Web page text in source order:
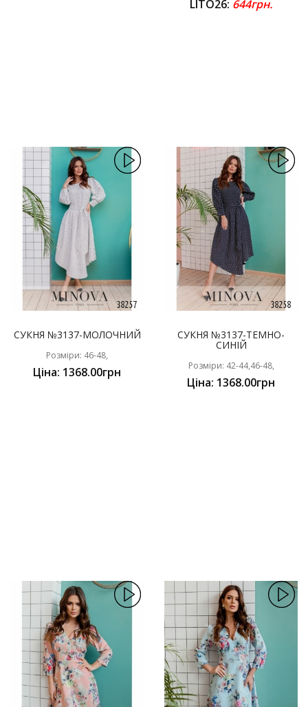
LITO26: 644грн.
СУКНЯ №3137-МОЛОЧНИЙ
Розміри: 46-48,
Ціна: 1368.00грн
СУКНЯ №3137-ТЕМНО-
СИНІЙ
Розміри: 42-44,46-48,
Ціна: 1368.00грн